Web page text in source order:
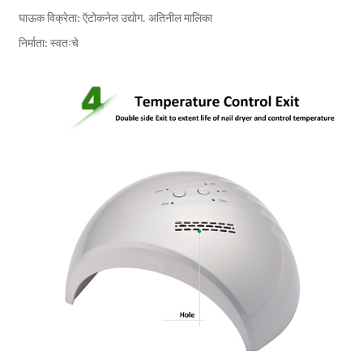
घाऊक विक्रेता: ऍटोकनेल उद्योग. अतिनील मालिका
निर्माता: स्वतःचे